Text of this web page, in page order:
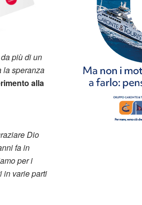
più di un
la speranza
alla
Dio
fa in
per i
in varie parti